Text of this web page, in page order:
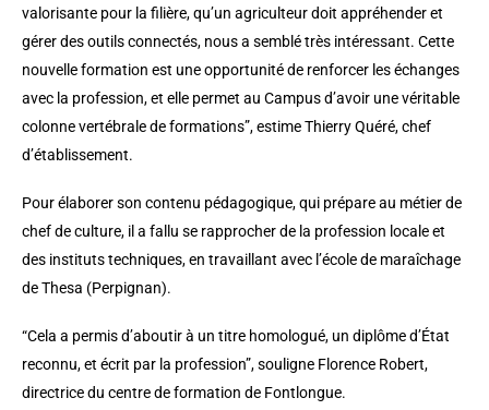
valorisante pour la filière, qu’un agriculteur doit appréhender et
gérer des outils connectés, nous a semblé très intéressant. Cette
nouvelle formation est une opportunité de renforcer les échanges
avec la profession, et elle permet au Campus d’avoir une véritable
colonne vertébrale de formations”, estime Thierry Quéré, chef
d’établissement.
Pour élaborer son contenu pédagogique, qui prépare au métier de
chef de culture, il a fallu se rapprocher de la profession locale et
des instituts techniques, en travaillant avec l’école de maraîchage
de Thesa (Perpignan).
“Cela a permis d’aboutir à un titre homologué, un diplôme d’État
reconnu, et écrit par la profession”, souligne Florence Robert,
directrice du centre de formation de Fontlongue.